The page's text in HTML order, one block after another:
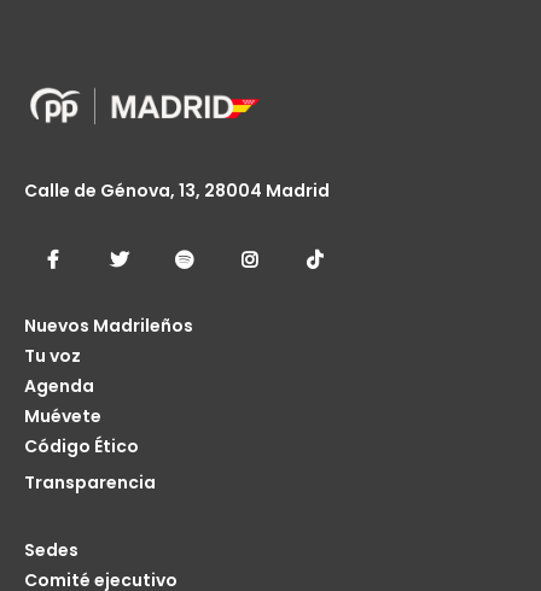
Calle de Génova, 13, 28004 Madrid
Nuevos Madrileños
Tu voz
Agenda
Muévete
Código Ético
Transparencia
Sedes
Comité ejecutivo